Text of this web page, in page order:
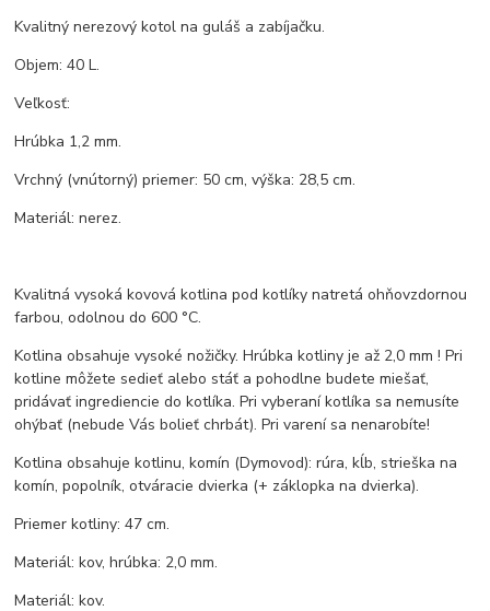
Kvalitný nerezový kotol na guláš a zabíjačku.
Objem: 40 L.
Veľkosť:
Hrúbka 1,2 mm.
Vrchný (vnútorný) priemer: 50 cm, výška: 28,5 cm.
Materiál: nerez.
Kvalitná vysoká kovová kotlina pod kotlíky natretá ohňovzdornou
farbou, odolnou do 600 °C.
Kotlina obsahuje vysoké nožičky. Hrúbka kotliny je až 2,0 mm ! Pri
kotline môžete sedieť alebo stáť a pohodlne budete miešať,
pridávať ingrediencie do kotlíka. Pri vyberaní kotlíka sa nemusíte
ohýbať (nebude Vás bolieť chrbát). Pri varení sa nenarobíte!
Kotlina obsahuje kotlinu, komín (Dymovod): rúra, kĺb, strieška na
komín, popolník, otváracie dvierka (+ záklopka na dvierka).
Priemer kotliny: 47 cm.
Materiál: kov, hrúbka: 2,0 mm.
Materiál: kov.